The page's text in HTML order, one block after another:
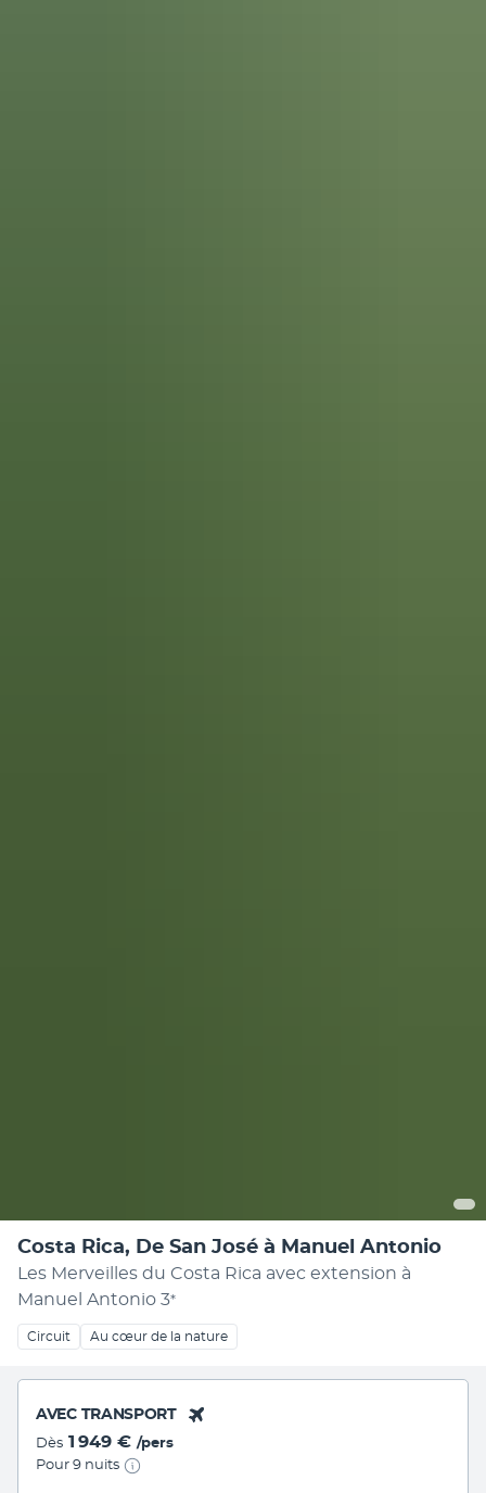
Costa Rica, De San José à Manuel Antonio
Les Merveilles du Costa Rica avec extension à
Manuel Antonio 3*
Circuit Au cœur de la nature
AVEC TRANSPORT
Dès 1 949 € /pers
Pour 9 nuits